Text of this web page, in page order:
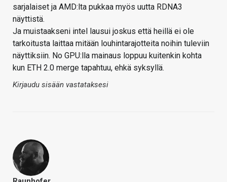
sarjalaiset ja AMD:lta pukkaa myös uutta RDNA3
näyttistä.
Ja muistaakseni intel lausui joskus että heillä ei ole
tarkoitusta laittaa mitään louhintarajotteita noihin tuleviin
näyttiksiin. No GPU:lla mainaus loppuu kuitenkin kohta
kun ETH 2.0 merge tapahtuu, ehkä syksyllä.
Kirjaudu sisään vastataksesi